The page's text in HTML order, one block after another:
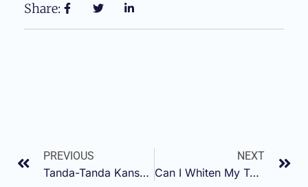
Share:
PREVIOUS
Tanda-Tanda Kanser Gusi & Akibatnya
NEXT
Can I Whiten My Teeth With Braces?